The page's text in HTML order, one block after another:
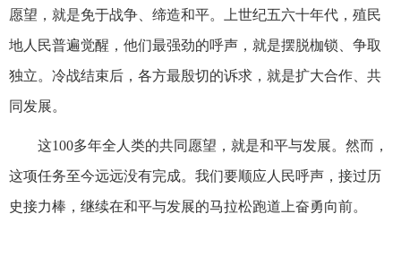
愿望，就是免于战争、缔造和平。上世纪五六十年代，殖民
地人民普遍觉醒，他们最强劲的呼声，就是摆脱枷锁、争取
独立。冷战结束后，各方最殷切的诉求，就是扩大合作、共
同发展。
这100多年全人类的共同愿望，就是和平与发展。然而，
这项任务至今远远没有完成。我们要顺应人民呼声，接过历
史接力棒，继续在和平与发展的马拉松跑道上奋勇向前。